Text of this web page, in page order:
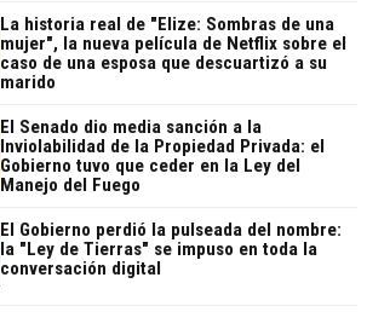
La historia real de "Elize: Sombras de una
mujer", la nueva película de Netflix sobre el
caso de una esposa que descuartizó a su
marido
El Senado dio media sanción a la
Inviolabilidad de la Propiedad Privada: el
Gobierno tuvo que ceder en la Ley del
Manejo del Fuego
El Gobierno perdió la pulseada del nombre:
la "Ley de Tierras" se impuso en toda la
conversación digital